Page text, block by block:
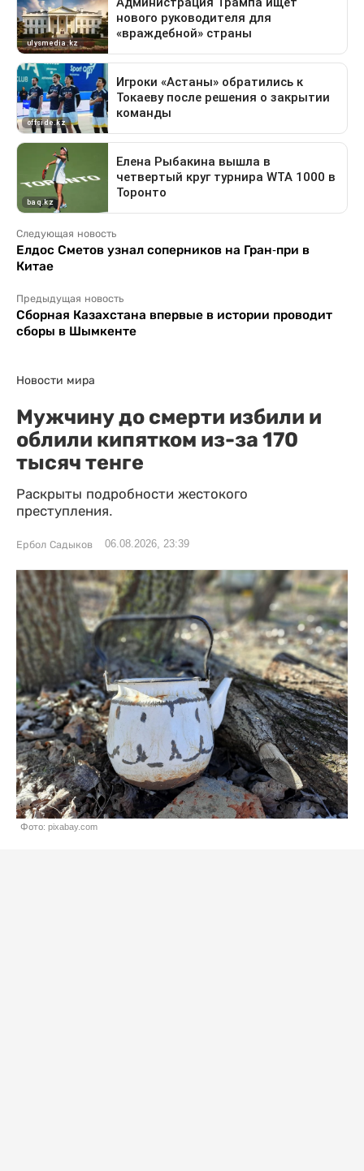
Следующая новость
Елдос Сметов узнал соперников на Гран-при в
Китае
Предыдущая новость
Сборная Казахстана впервые в истории проводит
сборы в Шымкенте
Новости мира
Мужчину до смерти избили и
облили кипятком из-за 170
тысяч тенге
Раскрыты подробности жестокого
преступления.
Ербол Садыков 06.08.2026, 23:39
Фото: pixabay.com